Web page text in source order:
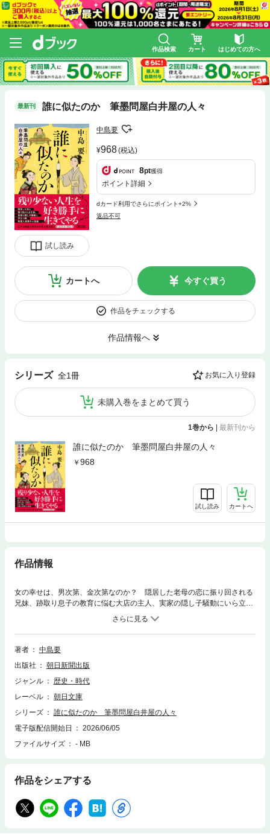
作品検索 カート はじめての方へ
最新刊 誰に似たのか 筆墨問屋白井屋の人々
試し読み
中島要
968(税込)
8pt獲得
ポイント詳細
dカード利用でさらにポイント+2%
返品不可
カートへ 今すぐ買う
作品をチェックする
作品情報へ
シリーズ 全1冊 お気に入り登録
未購入巻をまとめて買う
1巻から | 最新刊から
誰に似たのか 筆墨問屋白井屋の人々
968
試し読み カートへ
作品情報
女の幸せは、男次第、金次第なのか？ 隠居した老母の恋に振り回される
兄妹、跡取り息子の教育に悩む大店の主人、実家の隠し子騒動にいら立つ
嫁、料理人修業中の孫娘。江戸の商家が舞台、家族３世代の本音が飛び交
著者
中島要
出版社
朝日新聞出版
ジャンル
歴史・時代
レーベル
朝日文庫
シリーズ
誰に似たのか 筆墨問屋白井屋の人々
電子版配信開始日
2026/06/05
ファイルサイズ
- MB
作品をシェアする